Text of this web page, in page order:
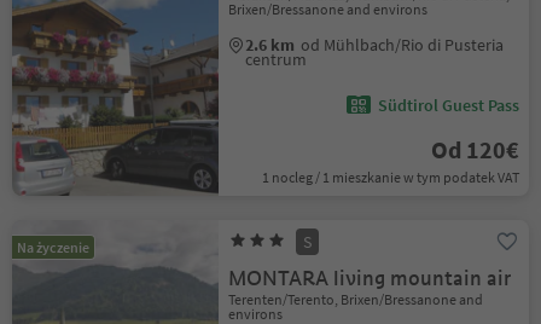
Brixen/Bressanone and environs
2.6 km od Mühlbach/Rio di Pusteria
centrum
Südtirol Guest Pass
Od 120€
1 nocleg / 1 mieszkanie w tym podatek VAT
Na życzenie S
MONTARA living mountain air
Terenten/Terento, Brixen/Bressanone and
environs